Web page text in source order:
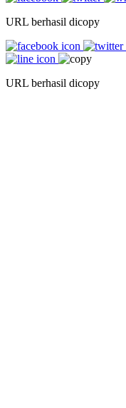
URL berhasil dicopy
URL berhasil dicopy